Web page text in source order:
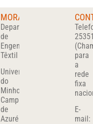
MORADA
Departamento
de
Engenharia
Têxtil
Universidade
do
Minho
Campus
de
Azurém
para
a
rede
fixa
E-
mail: